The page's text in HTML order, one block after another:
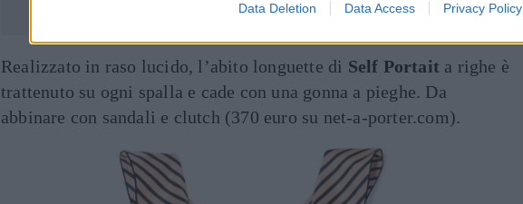
Data Deletion Data Access Privacy Policy
Realizzato in raso lucido, l’abito longuette di Self Portait a righe è
trattenuto su ogni spalla e cade con una gonna a pieghe. Da
abbinare con sandali e clutch (370 euro su net-a-porter.com).